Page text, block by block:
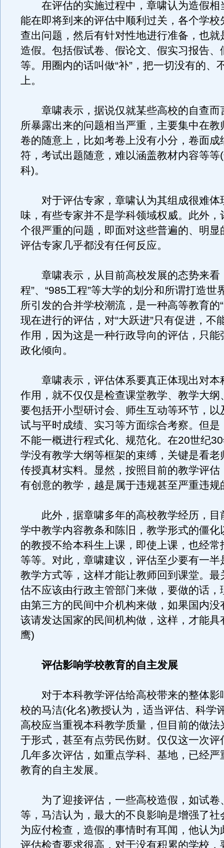
在评估的实施过程中，章啸认为造假相
能在即将到来的评估中顺利过关，各个学校
查出问题，然后有针对性地进行准备，也就
造假。包括假试卷、假论文、假实习报告、
等。用圈内的话叫做“补”，把一切没有的、
上。
章啸表示，据说仅就某些高校的自查而
所暴露出来的问题相当严重，主要集中在教
卷的随意上，比如考卷上没有小分，卷面成
符，考试出题随意，难以涵盖教材内容等等
科)。
对于评估专家，章啸认为其组成很难体
味，有些专家并不是学科领域权威。此外，
个很严重的问题，即面对这些普遍的、明显
评估专家几乎都没有任何反应。
章啸表示，从目前高校发展的态势来看
程”、“985工程”等大学的划分和所谓打造世
所引发的合并学校潮流，是一种高等教育的
现在进行的评估，对“大跃进”只有促进，不
作用，因为这是一种行政导向的评估，只能
政化倾向。
章啸表示，评估体系要真正体现出对本
作用，就不仅仅是检查课堂教学、教学大纲
要包括开小型研讨会、师生互动等环节，以
试与平时成绩、实习等方面综合考察。但是
不能一概进行程式化、规范化。在20世纪
学没有教学大纲等框架的束缚，关键是看老
传授真材实料。显然，按照目前的教学评估
有创意的教学，越是属于违规甚至严重违规
此外，据章啸多年的高校教学经历，目
学中教学内容教条和陈旧，教学形式的僵化
的教授不给本科生上课，即使上课，也经常
等等。对此，章啸建议，评估至少要有一半
教学方式等，这样才能让教师回到课堂。最
估不应该由行政主管部门来做，要做的话，
由第三方的民间中介机构来做，如果国内没
该请发达国家的民间机构做，这样，才能具
鹰)
评估影响学校教育的自主发展
对于本科教学评估给高校带来的整体影
校的马洁(化名)教授认为，适当评估、科学
高校应当重视本科教学质量，但目前的做法
于形式，甚至有点劳民伤财。仅仅这一次评
几年多次评估，如重点学科、基地，已经严
教育的自主发展。
为了迎接评估，一些高校造假，如试卷
等，马洁认为，最大的不良影响是增强了社
为应付检查，造假的事情时有耳闻，他认为
评估检查要求很高，对于没有积累的学校，